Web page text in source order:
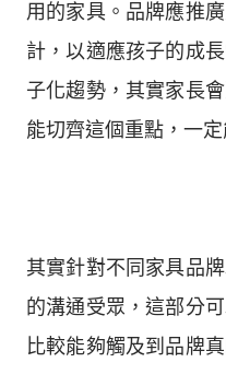
用的家具。品牌應推
計，以適應孩子的成
子化趨勢，其實家長
能切齊這個重點，一
其實針對不同家具品
的溝通受眾，這部分
比較能夠觸及到品牌